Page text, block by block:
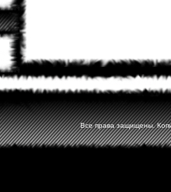
Все права защищены.